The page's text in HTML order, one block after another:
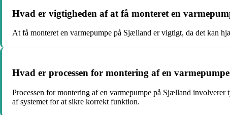
Hvad er vigtigheden af at få monteret en
At få monteret en varmepumpe på Sjælland er vigtigt, da det kan
Hvad er processen for montering af en
Processen for montering af en varmepumpe på Sjælland
af systemet for at sikre korrekt funktion.